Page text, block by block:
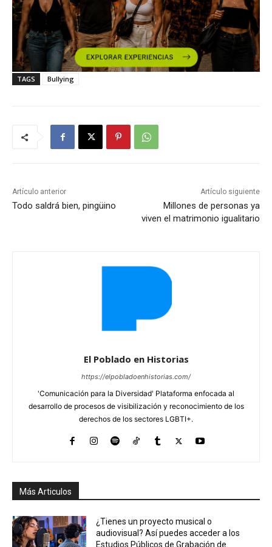
TAGS Bullying
Artículo anterior
Todo saldrá bien, pingüino
Artículo siguiente
Millones de personas ya
viven el matrimonio igualitario
El Poblado en Historias
https://elpobladoenhistorias.com/
'Comunicación para la Diversidad' Plataforma enfocada al
desarrollo de procesos de visibilización y reconocimiento de los
derechos de los sectores LGBTI+.
Más Articulos
¿Tienes un proyecto musical o
audiovisual? Así puedes acceder a los
Estudios Públicos de Grabación de